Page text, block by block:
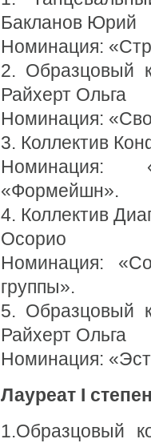
Бакланов Юрий
Номинация:
2. Образцовый
Райхерт Ольга
Номинация:
3. Коллектив
Номинация:
«Формейшн».
4. Коллектив
Осорио
Номинация:
группы».
5. Образцовый
Райхерт Ольга
Номинация:
Лауреат I
1.Образцовый